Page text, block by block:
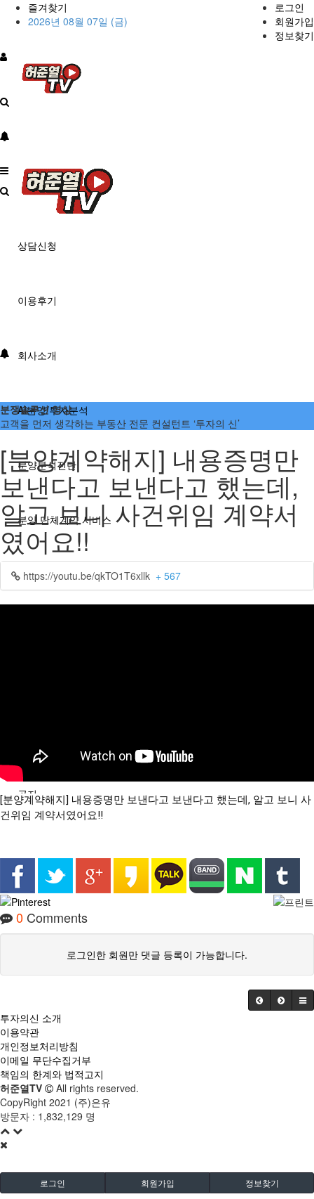
즐겨찾기
2026년 08월 07일 (금)
로그인
회원가입
정보찾기
상담신청
이용후기
회사소개
AI분양/투자분석
분양분석진단
분양 단체계약 서비스
부동산 재태크
공지
분쟁솔루션 영상
고객을 먼저 생각하는 부동산 전문 컨설턴트 ‘투자의 신’
[분양계약해지] 내용증명만
보낸다고 보낸다고 했는데,
알고 보니 사건위임 계약서
였어요!!
https://youtu.be/qkTO1T6xllk + 567
[분양계약해지] 내용증명만 보낸다고 보낸다고 했는데, 알고 보니 사
건위임 계약서였어요!!
0 Comments
로그인한 회원만 댓글 등록이 가능합니다.
투자의신 소개
이용약관
개인정보처리방침
이메일 무단수집거부
책임의 한계와 법적고지
허준열TV
All rights reserved.
CopyRight 2021 (주)은유
방문자 : 1,832,129 명
로그인 회원가입 정보찾기